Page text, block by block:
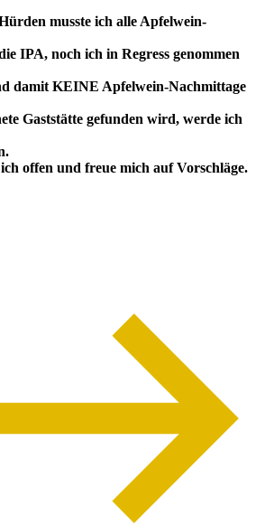
musste ich alle Apfelwein-
IPA, noch ich in Regress genommen
damit KEINE Apfelwein-Nachmittage
Gaststätte gefunden wird, werde ich
offen und freue mich auf Vorschläge.